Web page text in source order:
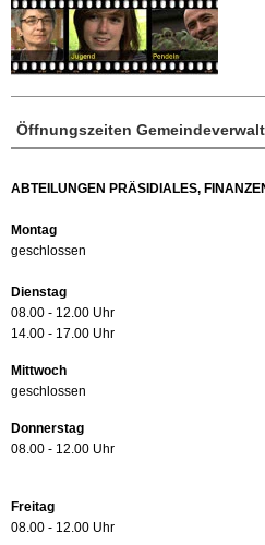
Öffnungszeiten
ABTEILUNGEN PRÄSIDIALES,
Montag
geschlossen
Dienstag
08.00 - 12.00 Uhr
14.00 - 17.00 Uhr
Mittwoch
geschlossen
Donnerstag
08.00 - 12.00 Uhr
Freitag
08.00 - 12.00 Uhr